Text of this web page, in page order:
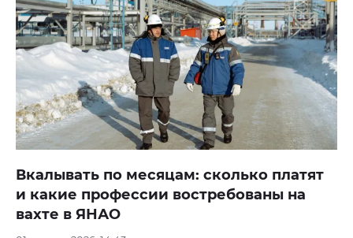
Вкалывать по месяцам: сколько платят
и какие профессии востребованы на
вахте в ЯНАО